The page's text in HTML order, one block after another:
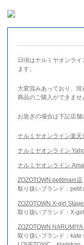
日頃はナルミヤオンラ
ます。
大変混みあっており、
商品のご購入ができませ
お急ぎの場合は下記店舗
ナルミヤオンライン楽天
ナルミヤオンライン
ナルミヤオンライン
ZOZOTOWN petitmain店
取り扱いブランド：
ZOZOTOWN X-girl
取り扱いブランド：X-
ZOZOTOWN
取り扱いブランド：kate